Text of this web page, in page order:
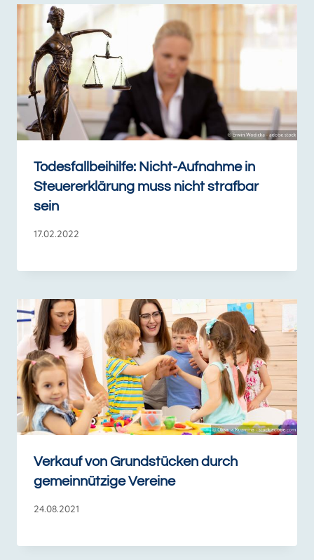
Todesfallbeihilfe: Nicht-Aufnahme in
Steuererklärung muss nicht strafbar
sein
17.02.2022
Verkauf von Grundstücken durch
gemeinnützige Vereine
24.08.2021